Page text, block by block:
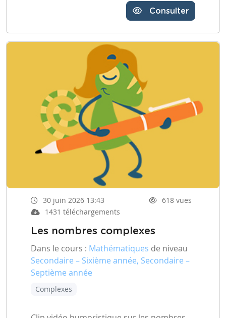
Consulter
30 juin 2026 13:43
618 vues
1431 téléchargements
Les nombres complexes
Dans le cours : Mathématiques de niveau
Secondaire – Sixième année, Secondaire –
Septième année
Complexes